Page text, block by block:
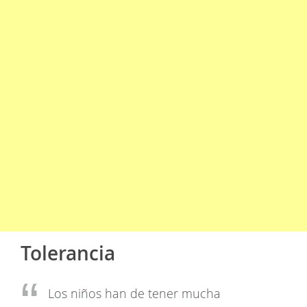
Tolerancia
Los niños han de tener mucha